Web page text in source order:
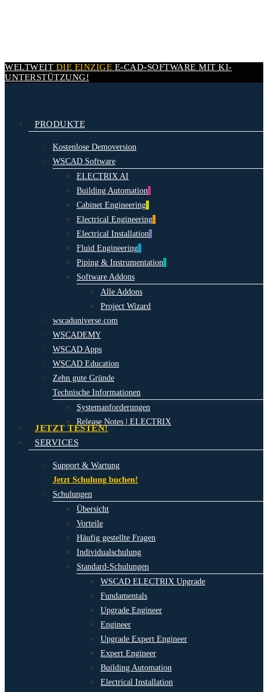
WELTWEIT DIE EINZIGE E-CAD-SOFTWARE MIT KI-
UNTERSTÜTZUNG!
search
Menu PRODUKTE
Kostenlose Demoversion
WSCAD Software
ELECTRIX AI
Building Automation
Cabinet Engineering
Electrical Engineering
Electrical Installation
Fluid Engineering
Piping & Instrumentation
Software Addons
Alle Addons
Project Wizard
wscaduniverse.com
WSCADEMY
WSCAD Apps
WSCAD Education
Zehn gute Gründe
Technische Informationen
Systemanforderungen
Release Notes | ELECTRIX
JETZT TESTEN!
SERVICES
Support & Wartung
Jetzt Schulung buchen!
Schulungen
Übersicht
Vorteile
Häufig gestellte Fragen
Individualschulung
Standard-Schulungen
WSCAD ELECTRIX Upgrade
Fundamentals
Upgrade Engineer
Engineer
Upgrade Expert Engineer
Expert Engineer
Building Automation
Electrical Installation